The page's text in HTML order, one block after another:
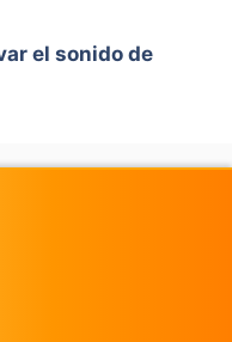
el sonido de